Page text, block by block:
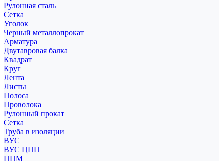
Рулонная сталь
Сетка
Уголок
Черный металлопрокат
Арматура
Двутавровая балка
Квадрат
Круг
Лента
Листы
Полоса
Проволока
Рулонный прокат
Сетка
Труба в изоляции
ВУС
ВУС ЦПП
ППМ